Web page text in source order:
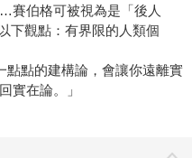
賽伯格可被視為是「後人
下觀點：有界限的人類個
點的建構論，會讓你遠離實
實在論。」